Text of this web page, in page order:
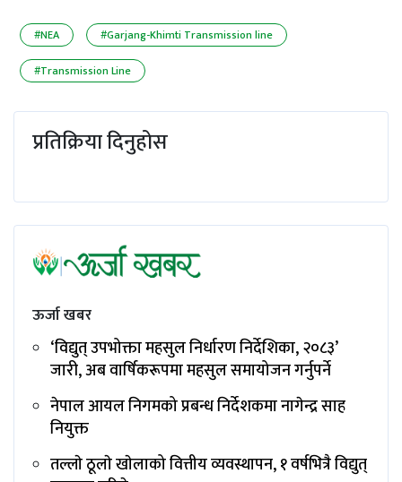
#NEA
#Garjang-Khimti Transmission line
#Transmission Line
प्रतिक्रिया दिनुहोस
ऊर्जा खबर
‘विद्युत् उपभोक्ता महसुल निर्धारण निर्देशिका, २०८३’
जारी, अब वार्षिकरूपमा महसुल समायोजन गर्नुपर्ने
नेपाल आयल निगमको प्रबन्ध निर्देशकमा नागेन्द्र साह
नियुक्त
तल्लाे ठूलाे खाेलाको वित्तीय व्यवस्थापन, १ वर्षभित्रै विद्युत्